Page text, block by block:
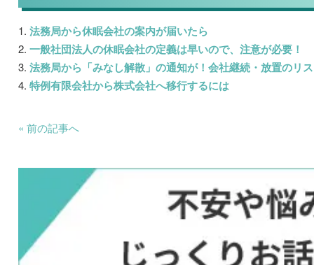
法務局から休眠会社の案内が届いたら
一般社団法人の休眠会社の定義は早いので、注意が必要！
法務局から「みなし解散」の通知が！会社継続・放置のリ
特例有限会社から株式会社へ移行するには
« 前の記事へ